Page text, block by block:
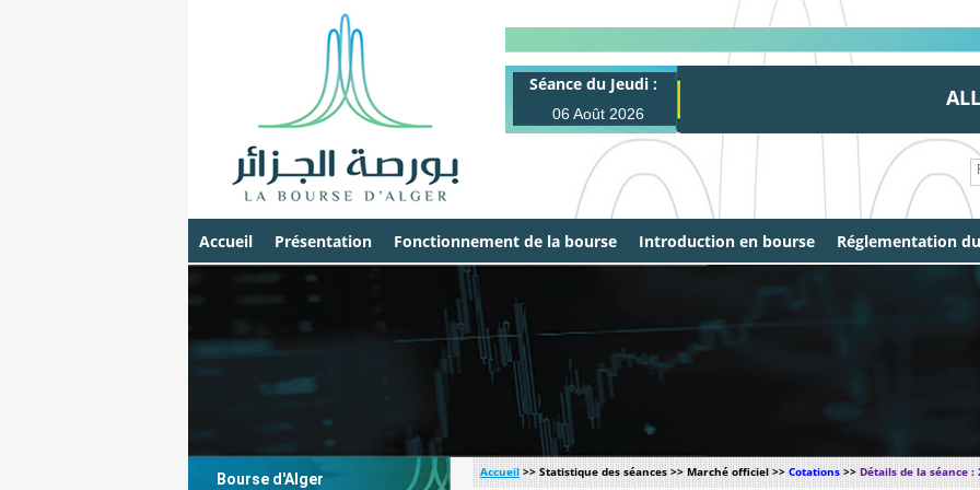
Séance du Jeudi :
06 Août 2026
ALL
Accueil Présentation Fonctionnement de la bourse Introduction en bourse Réglementation
Bourse d'Alger Accueil>> Statistique des séances >> Marché officiel >>Cotations>>Détails de la séance :